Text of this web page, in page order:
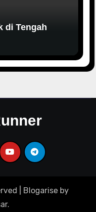
di Tengah
Blogarise by
.